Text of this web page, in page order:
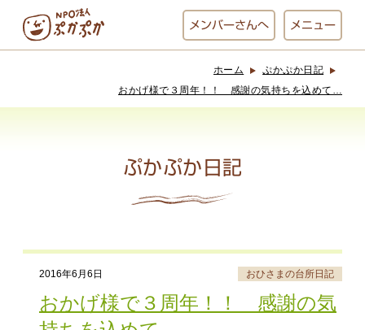
メンバーさんへ メニュー
ぷかぷか
お休み中
アート屋
わんど
ホーム
ぷかぷか日記
おかげ様で３周年！！ 感謝の気持ちを込めて…
ぷかぷか日記
2016年6月6日 おひさまの台所日記
おかげ様で３周年！！ 感謝の気